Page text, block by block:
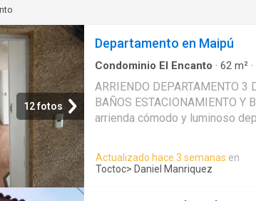
12 fotos
Departamento en Maipú
Condominio El Encanto · 62 m² ·
Seguridad· Trastero
ARRIENDO DEPARTAMENTO 3
BAÑOS ESTACIONAMIENTO Y
arrienda cómodo y luminoso
pocos minutos de Av. Pajaritos
conectividad y acceso a
colegios y locomoción.
Actualizado hace 3 semanas en
Toctoc> Daniel Manriquez